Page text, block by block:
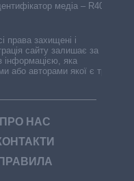
медіа – R40-
права захищені і
сайту залишає за
інформацією, яка
або авторами якої є треті
ПРО НАС
ПРАВИЛА